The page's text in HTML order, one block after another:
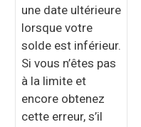
une date ultérieure
lorsque votre
solde est inférieur.
Si vous n’êtes pas
à la limite et
encore obtenez
cette erreur, s’il